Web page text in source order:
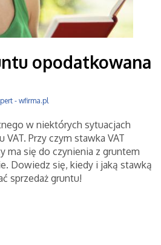
opodatkowana
- wfirma.pl
w niektórych sytuacjach
Przy czym stawka VAT
ma się do czynienia z gruntem
Dowiedz się, kiedy i jaką stawką
sprzedaż gruntu!